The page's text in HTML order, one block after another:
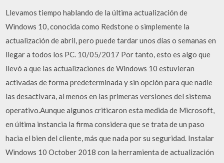
Llevamos tiempo hablando de la última actualización de
Windows 10, conocida como Redstone o simplemente la
actualización de abril, pero puede tardar unos días o semanas en
llegar a todos los PC. 10/05/2017 Por tanto, esto es algo que
llevó a que las actualizaciones de Windows 10 estuvieran
activadas de forma predeterminada y sin opción para que nadie
las desactivara, al menos en las primeras versiones del sistema
operativo.Aunque algunos criticaron esta medida de Microsoft,
en última instancia la firma considera que se trata de un paso
hacia el bien del cliente, más que nada por su seguridad. Instalar
Windows 10 October 2018 con la herramienta de actualización